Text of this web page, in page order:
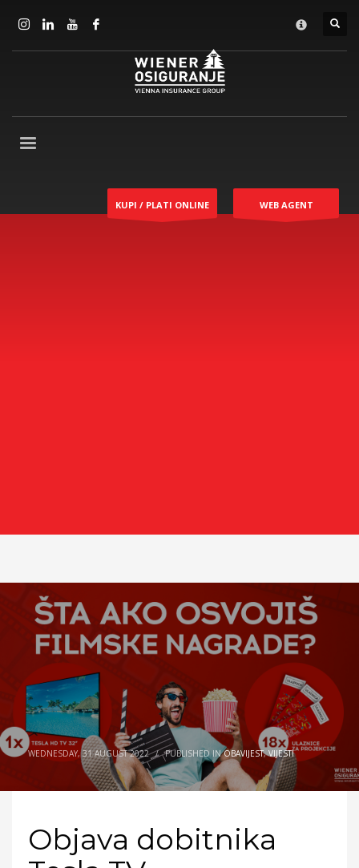
KUPI / PLATI ONLINE WEB AGENT
WEDNESDAY, 31 AUGUST 2022 / PUBLISHED INOBAVIJEST,VIJESTI
Objava dobitnika